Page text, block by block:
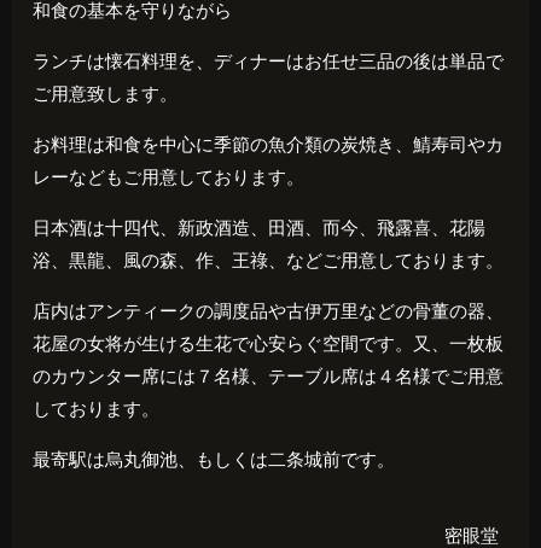
和食の基本を守りながら
ランチは懐石料理を、ディナーはお任せ三品の後は単品で
ご用意致します。
お料理は和食を中心に季節の魚介類の炭焼き、鯖寿司やカ
レーなどもご用意しております。
日本酒は十四代、新政酒造、田酒、而今、飛露喜、花陽
浴、黒龍、風の森、作、王祿、などご用意しております。
店内はアンティークの調度品や古伊万里などの骨董の器、
花屋の女将が生ける生花で心安らぐ空間です。又、一枚板
のカウンター席には７名様、テーブル席は４名様でご用意
しております。
最寄駅は烏丸御池、もしくは二条城前です。
密眼堂